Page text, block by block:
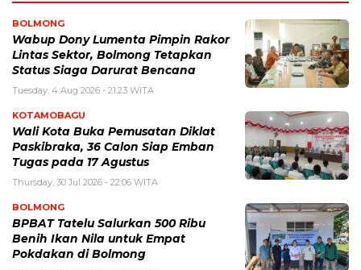
BOLMONG
Wabup Dony Lumenta Pimpin Rakor
Lintas Sektor, Bolmong Tetapkan
Status Siaga Darurat Bencana
Tuesday, 4 Aug 2026 - 21:23 WITA
KOTAMOBAGU
Wali Kota Buka Pemusatan Diklat
Paskibraka, 36 Calon Siap Emban
Tugas pada 17 Agustus
Thursday, 30 Jul 2026 - 22:06 WITA
BOLMONG
BPBAT Tatelu Salurkan 500 Ribu
Benih Ikan Nila untuk Empat
Pokdakan di Bolmong